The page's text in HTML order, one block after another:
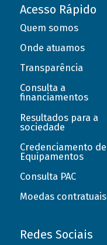
Acesso Rápido
Quem somos
Onde atuamos
Transparência
Consulta a
financiamentos
Resultados para a
sociedade
Credenciamento de
Equipamentos
Consulta PAC
Moedas contratuais
Redes Sociais